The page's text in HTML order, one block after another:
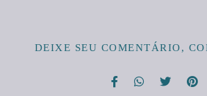
DEIXE SEU COMENTÁRIO,